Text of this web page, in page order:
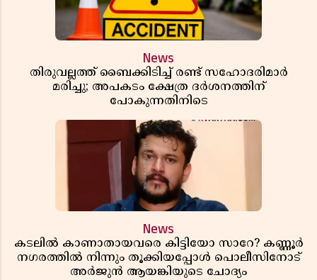
News
തിരുവല്ലത്ത് ബൈക്കിടിച്ച് രണ്ട് സഹോദരിമാർ
മരിച്ചു; അപകടം ക്ഷേത്ര ദർശനത്തിന്
പോകുന്നതിനിടെ
News
കടലിൽ കാണാതായവരെ കിട്ടിയോ സാറേ? കണ്ണൂർ
നഗരത്തിൽ നിന്നും തൂക്കിയപ്പോൾ പൊലീസിനോട്
അർജുൻ ആയങ്കിയുടെ ചോദ്യം